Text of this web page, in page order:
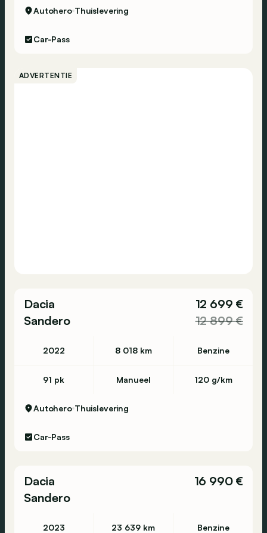
Autohero Thuislevering
Car-Pass
ADVERTENTIE
Dacia
Sandero
12 699 €
12 899 €
2022 8 018 km Benzine
91 pk Manueel 120 g/km
Autohero Thuislevering
Car-Pass
Dacia
Sandero
16 990 €
2023 23 639 km Benzine